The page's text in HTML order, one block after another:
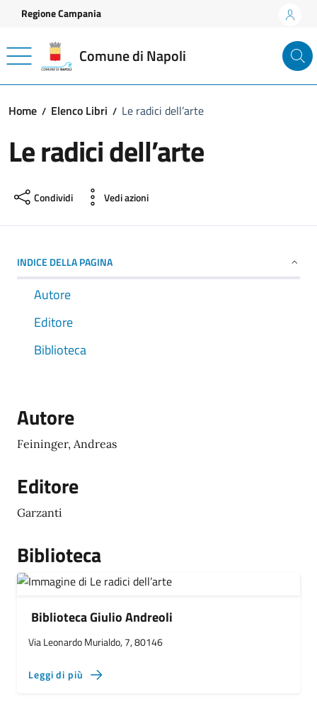
Vai ai contenuti
Vai al footer
Regione Campania
Comune di Napoli
Home Elenco Libri Le radici dell’arte
Le radici dell’arte
Condividi Vedi azioni
INDICE DELLA PAGINA
Autore
Editore
Biblioteca
Autore
Feininger, Andreas
Editore
Garzanti
Biblioteca
Biblioteca Giulio Andreoli
Via Leonardo Murialdo, 7, 80146
Leggi di più